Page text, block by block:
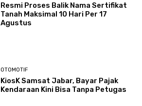
Resmi Proses Balik Nama Sertifikat
Tanah Maksimal 10 Hari Per 17
Agustus
OTOMOTIF
KiosK Samsat Jabar, Bayar Pajak
Kendaraan Kini Bisa Tanpa Petugas